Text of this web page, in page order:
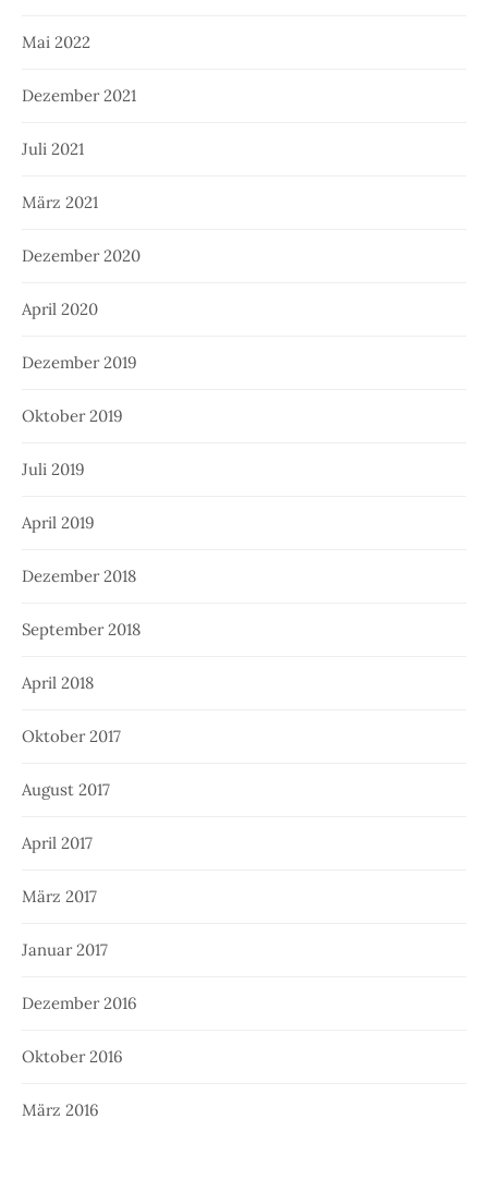
Mai 2022
Dezember 2021
Juli 2021
März 2021
Dezember 2020
April 2020
Dezember 2019
Oktober 2019
Juli 2019
April 2019
Dezember 2018
September 2018
April 2018
Oktober 2017
August 2017
April 2017
März 2017
Januar 2017
Dezember 2016
Oktober 2016
März 2016